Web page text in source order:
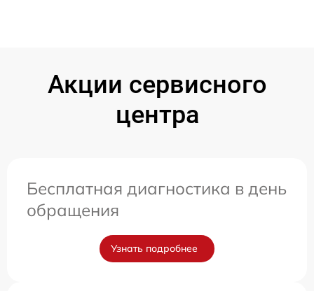
Акции сервисного
центра
Бесплатная диагностика в день
обращения
Узнать подробнее